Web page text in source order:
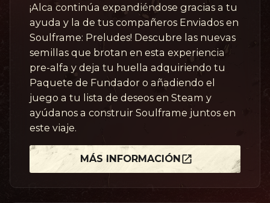
¡Alca continúa expandiéndose gracias a tu
ayuda y la de tus compañeros Enviados en
Soulframe: Preludes! Descubre las nuevas
semillas que brotan en esta experiencia
pre-alfa y deja tu huella adquiriendo tu
Paquete de Fundador o añadiendo el
juego a tu lista de deseos en Steam y
ayúdanos a construir Soulframe juntos en
este viaje.
MÁS INFORMACIÓN